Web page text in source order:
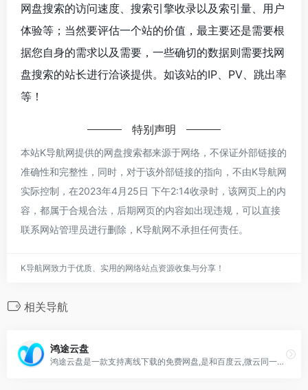
网盘搜索的访问速度、搜索引擎收录以及索引量、用户
体验等；当然要评估一个站的价值，最主要还是需要根
据您自身的需求以及需要，一些确切的数据则需要找网
盘搜索的站长进行洽谈提供。如该站的IP、PV、跳出率
等！
特别声明
本站K导航网提供的网盘搜索都来源于网络，不保证外部链接的
准确性和完整性，同时，对于该外部链接的指向，不由K导航网
实际控制，在2023年4月25日 下午2:14收录时，该网页上的内
容，都属于合规合法，后期网页的内容如出现违规，可以直接
联系网站管理员进行删除，K导航网不承担任何责任。
K导航网致力于优质、实用的网络站点资源收集与分享！
相关导航
鸿途云盘
鸿途云盘是一款支持离线下载的免费网盘,是和百度云,微云同一类型的免费网盘,提供免费网络存储空间服务。使用鸿途云盘您可以免费自由存储、共享、不限速下载各类文件